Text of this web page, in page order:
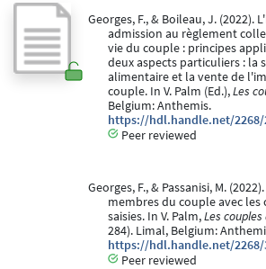
Georges, F., & Boileau, J. (2022).
admission au règlement
vie du couple : principes
deux aspects particuliers : la
alimentaire et la vente de
couple. In V. Palm (Ed.),Les
Belgium: Anthemis.
https://hdl.handle.net/2268/
Peer reviewed
Georges, F., & Passanisi, M.
membres du couple avec les
saisies. In V. Palm,Les
284). Limal, Belgium:
https://hdl.handle.net/2268/
Peer reviewed